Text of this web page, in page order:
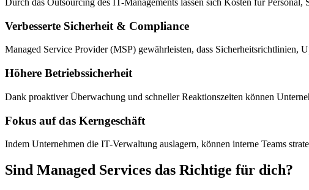
Durch das Outsourcing des IT-Managements lassen sich Kosten für
Verbesserte Sicherheit & Compliance
Managed Service Provider (MSP) gewährleisten, dass Sicherheitsrichtlinien,
Höhere Betriebssicherheit
Dank proaktiver Überwachung und schneller Reaktionszeiten können
Fokus auf das Kerngeschäft
Indem Unternehmen die IT-Verwaltung auslagern, können interne Teams
Sind Managed Services das Richtige für dich?